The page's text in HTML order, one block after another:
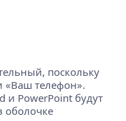
поскольку
«Ваш телефон».
PowerPoint будут
оболочке